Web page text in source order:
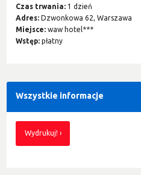
Czas trwania: 1 dzień
Adres: Dzwonkowa 62, Warszawa
Miejsce: waw hotel***
Wstęp: płatny
Wszystkie informacje
Wydrukuj!